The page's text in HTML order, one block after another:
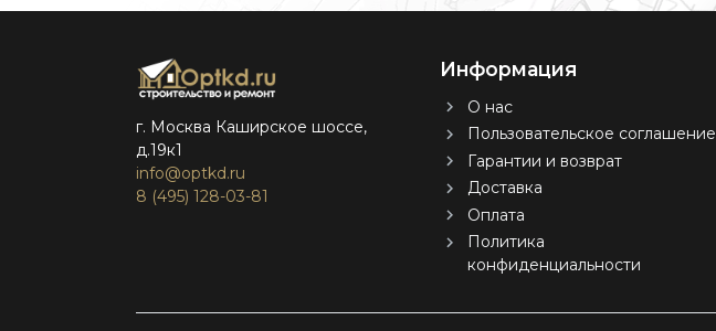
г. Москва Каширское шоссе,
д.19к1
info@optkd.ru
8 (495) 128-03-81
Информация
О нас
Пользовательское соглашение
Гарантии и возврат
Доставка
Оплата
Политика
конфиденциальности